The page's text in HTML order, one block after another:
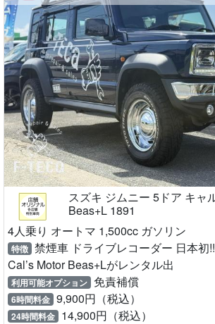
スズキ ジムニー 5ドア キャ
Beas+L 1891
4人乗り オートマ 1,500cc ガソリン
特徴 禁煙車 ドライブレコーダー 日本初
Cal’s Motor Beas+Lがレンタル出
利用可能オプション 免責補償
6時間料金 9,900円（税込）
24時間料金 14,900円（税込）